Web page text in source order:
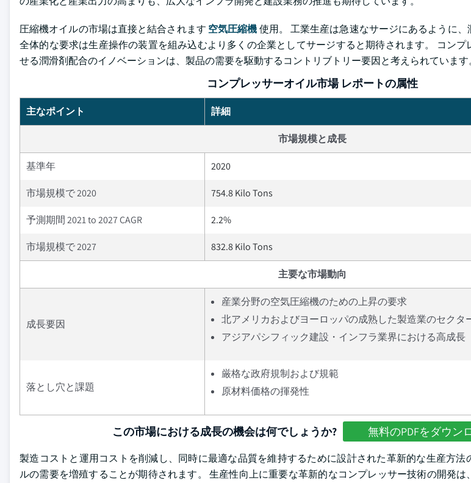
圧縮機オイルの市場は直接と結合されます 空気圧縮機使用。 工業生産は急速なサージにあるように
全体的な要求は生産操作の装置を組み込むより多くの企業としてサージすると期待されます。 コンプ
せる潤滑剤配合のイノベーションは、製品の需要を駆動するコントリブトリー要因と考えられています
コンプレッサーオイル市場 レポートの属性
主なポイント 詳細
市場規模と成長
基準年 2020
市場規模で 2020 754.8 Kilo Tons
予測期間 2021 to 2027 CAGR 2.2%
市場規模で 2027 832.8 Kilo Tons
主要な市場動向
成長要因
産業分野の空気圧縮機のための上昇の要求
北アメリカおよびヨーロッパの成熟した製造業のセクタ
アジアパシフィック建設・インフラ業界における高成長
落とし穴と課題
厳格な政府規制および規範
原材料価格の揮発性
この市場における成長の機会は何でしょうか? 無料のPDFをダウン
製造コストと運用コストを削減し、同時に最適な品質を維持するために設計された革新的な生産方法
ルの需要を増殖することが期待されます。 生産性向上に重要な革新的なコンプレッサー技術の開発